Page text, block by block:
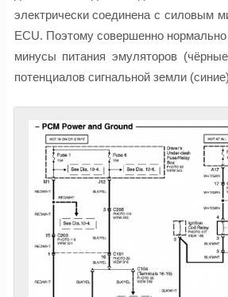
электрически соединена с силовым
ECU. Поэтому совершенно
минусы питания эмуляторов
потенциалов сигнальной земли